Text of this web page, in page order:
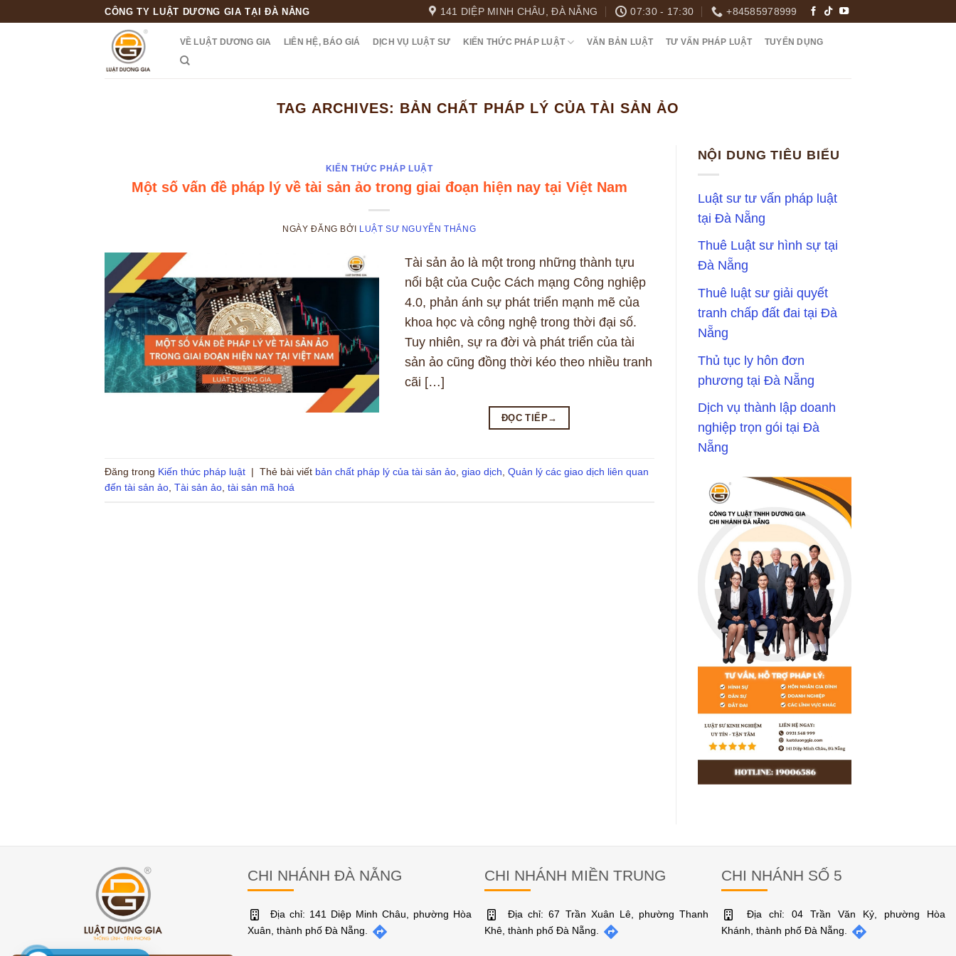
CÔNG TY LUẬT DƯƠNG GIA TẠI ĐÀ NẴNG 141 DIỆP MINH CHÂU, ĐÀ NẴNG 07:30 - 17:30 +84585978999
VỀ LUẬT DƯƠNG GIA LIÊN HỆ, BÁO GIÁ DỊCH VỤ LUẬT SƯ KIẾN THỨC PHÁP LUẬT VĂN BẢN LUẬT TƯ VẤN PHÁP LUẬT TUYỂN DỤNG
TAG ARCHIVES: BẢN CHẤT PHÁP LÝ CỦA TÀI SẢN ẢO
KIẾN THỨC PHÁP LUẬT
Một số vấn đề pháp lý về tài sản ảo trong giai đoạn hiện nay tại Việt Nam
NGÀY ĐĂNG BỞI LUẬT SƯ NGUYỄN THẮNG
Tài sản ảo là một trong những thành tựu
nổi bật của Cuộc Cách mạng Công nghiệp
4.0, phản ánh sự phát triển mạnh mẽ của
khoa học và công nghệ trong thời đại số.
Tuy nhiên, sự ra đời và phát triển của tài
sản ảo cũng đồng thời kéo theo nhiều tranh
cãi […]
ĐỌC TIẾP→
Đăng trong Kiến thức pháp luật | Thẻ bài viết bản chất pháp lý của tài sản ảo, giao dịch, Quản lý các giao dịch liên quan
đến tài sản ảo, Tài sản ảo, tài sản mã hoá
NỘI DUNG TIÊU BIỂU
Luật sư tư vấn pháp luật
tại Đà Nẵng
Thuê Luật sư hình sự tại
Đà Nẵng
Thuê luật sư giải quyết
tranh chấp đất đai tại Đà
Nẵng
Thủ tục ly hôn đơn
phương tại Đà Nẵng
Dịch vụ thành lập doanh
nghiệp trọn gói tại Đà
Nẵng
CHI NHÁNH ĐÀ NẴNG
Địa chỉ: 141 Diệp Minh Châu, phường Hòa
Xuân, thành phố Đà Nẵng.
CHI NHÁNH MIỀN TRUNG
Địa chỉ: 67 Trần Xuân Lê, phường Thanh
Khê, thành phố Đà Nẵng.
CHI NHÁNH SỐ 5
Địa chỉ: 04 Trần Văn Kỷ, phường Hòa
Khánh, thành phố Đà Nẵng.